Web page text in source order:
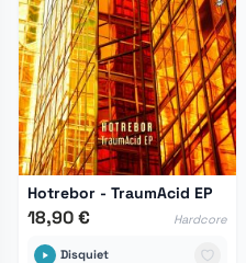
Hotrebor - TraumAcid EP
18,90 € Hardcore
Disquiet